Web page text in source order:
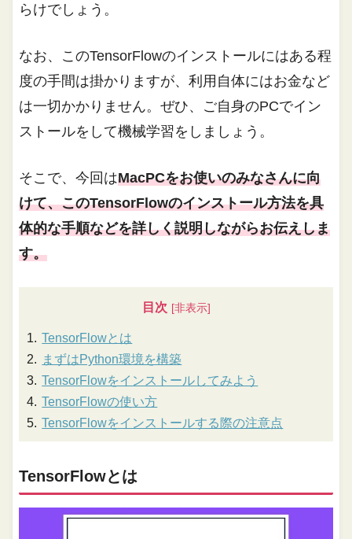
らけでしょう。
なお、このTensorFlowのインストールにはある程
度の手間は掛かりますが、利用自体にはお金など
は一切かかりません。ぜひ、ご自身のPCでイン
ストールをして機械学習をしましょう。
そこで、今回はMacPCをお使いのみなさんに向
けて、このTensorFlowのインストール方法を具
体的な手順などを詳しく説明しながらお伝えしま
す。
目次
TensorFlowとは
まずはPython環境を構築
TensorFlowをインストールしてみよう
TensorFlowの使い方
TensorFlowをインストールする際の注意点
TensorFlowとは